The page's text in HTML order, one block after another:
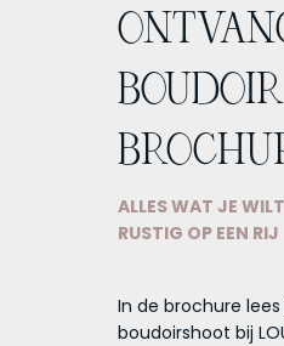
BOUDOIR
ALLES WAT JE
RUSTIG OP EEN RIJ
In de brochure
boudoirshoot bij